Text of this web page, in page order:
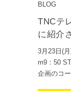
BLOG
TNCテ
に紹介
3月23日(
m9：50
企画のコ